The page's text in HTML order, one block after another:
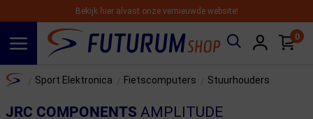
Bekijk hier alvast onze vernieuwde website!
0
Home Sport Elektronica Fietscomputers Stuurhouders
JRC COMPONENTS AMPLITUDE